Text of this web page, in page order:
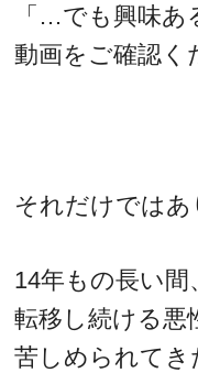
「…でも興味あ
動画をご確認く
それだけではあ
14年もの長い間
転移し続ける悪
苦しめられてき